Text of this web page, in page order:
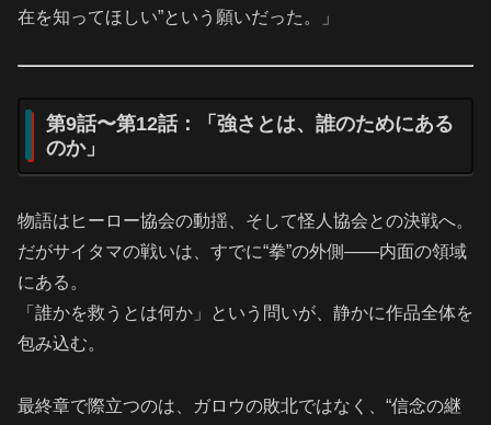
在を知ってほしい”という願いだった。」
第9話〜第12話：「強さとは、誰のためにある
のか」
物語はヒーロー協会の動揺、そして怪人協会との決戦へ。
だがサイタマの戦いは、すでに“拳”の外側――内面の領域
にある。
「誰かを救うとは何か」という問いが、静かに作品全体を
包み込む。
最終章で際立つのは、ガロウの敗北ではなく、“信念の継